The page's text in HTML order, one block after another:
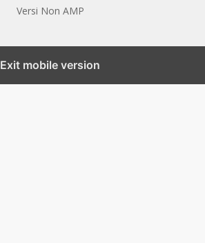
Versi Non AMP
Exit mobile version